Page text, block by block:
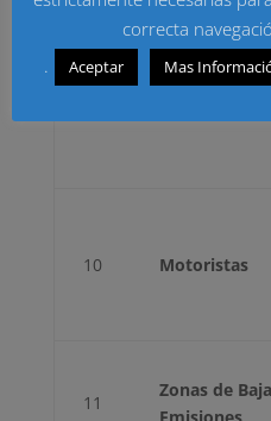
10 Motoristas
11
Zonas de
correcta
.
Aceptar Mas